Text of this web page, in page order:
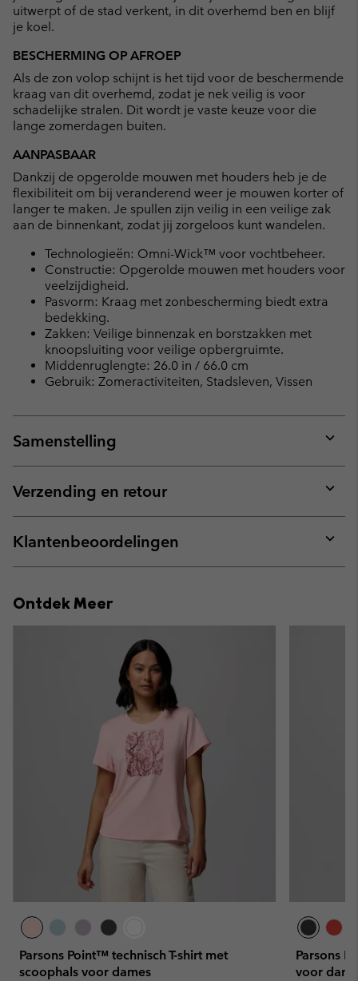
uitwerpt of de stad verkent, in dit overhemd ben en blijf
je koel.
BESCHERMING OP AFROEP
Als de zon volop schijnt is het tijd voor de beschermende
kraag van dit overhemd, zodat je nek veilig is voor
schadelijke stralen. Dit wordt je vaste keuze voor die
lange zomerdagen buiten.
AANPASBAAR
Dankzij de opgerolde mouwen met houders heb je de
flexibiliteit om bij veranderend weer je mouwen korter of
langer te maken. Je spullen zijn veilig in een veilige zak
aan de binnenkant, zodat jij zorgeloos kunt wandelen.
Technologieën: Omni-Wick™ voor vochtbeheer.
Constructie: Opgerolde mouwen met houders voor
veelzijdigheid.
Pasvorm: Kraag met zonbescherming biedt extra
bedekking.
Zakken: Veilige binnenzak en borstzakken met
knoopsluiting voor veilige opbergruimte.
Middenruglengte: 26.0 in / 66.0 cm
Gebruik: Zomeractiviteiten, Stadsleven, Vissen
Samenstelling
or
Verzending en retour
or
Klantenbeoordelingen
or
Ontdek Meer
Parsons Point™ technisch T-shirt met
scoophals voor dames
Parsons
voor